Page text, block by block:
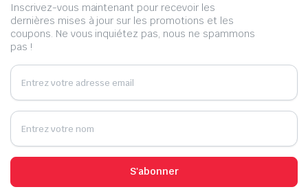
Inscrivez-vous maintenant pour recevoir les
dernières mises à jour sur les promotions et les
coupons. Ne vous inquiétez pas, nous ne spammons
pas !
S'abonner